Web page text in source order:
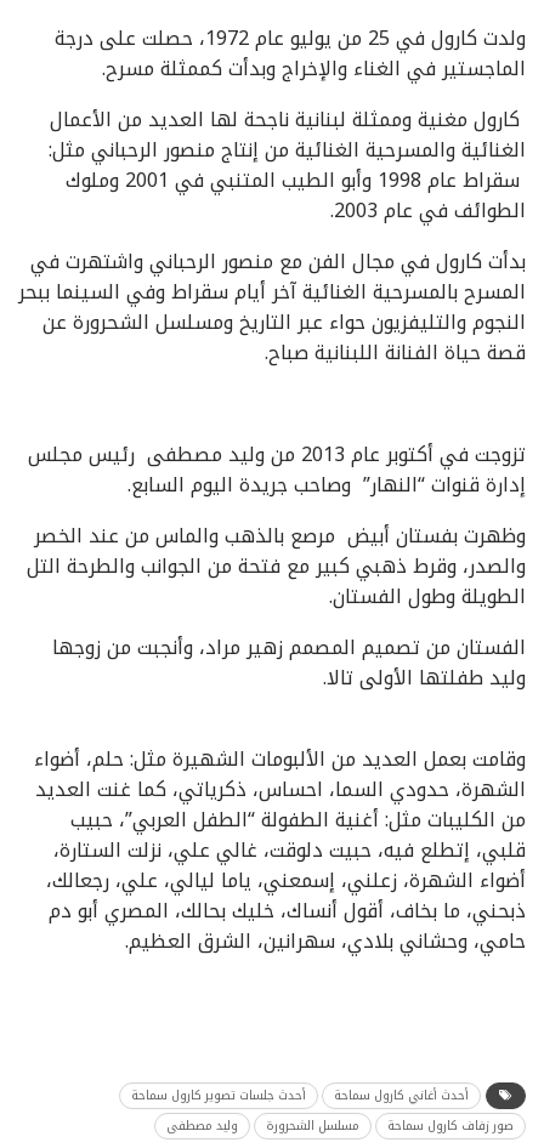
ولدت كارول في 25 من يوليو عام 1972، حصلت على درجة
الماجستير في الغناء والإخراج وبدأت كممثلة مسرح.
كارول مغنية وممثلة لبنانية ناجحة لها العديد من الأعمال
الغنائية والمسرحية الغنائية من إنتاج منصور الرحباني مثل:
سقراط عام 1998 وأبو الطيب المتنبي في 2001 وملوك
الطوائف في عام 2003.
بدأت كارول في مجال الفن مع منصور الرحباني واشتهرت في
المسرح بالمسرحية الغنائية آخر أيام سقراط وفي السينما ببحر
النجوم والتليفزيون حواء عبر التاريخ ومسلسل الشحرورة عن
قصة حياة الفنانة اللبنانية صباح.
تزوجت في أكتوبر عام 2013 من وليد مصطفى رئيس مجلس
إدارة قنوات “النهار” وصاحب جريدة اليوم السابع.
وظهرت بفستان أبيض مرصع بالذهب والماس من عند الخصر
والصدر، وقرط ذهبي كبير مع فتحة من الجوانب والطرحة التل
الطويلة وطول الفستان.
الفستان من تصميم المصمم زهير مراد، وأنجبت من زوجها
وليد طفلتها الأولى تالا.
وقامت بعمل العديد من الألبومات الشهيرة مثل: حلم، أضواء
الشهرة، حدودي السما، احساس، ذكرياتي، كما غنت العديد
من الكليبات مثل: أغنية الطفولة “الطفل العربي”، حبيب
قلبي، إتطلع فيه، حبيت دلوقت، غالي علي، نزلت الستارة،
أضواء الشهرة، زعلني، إسمعني، ياما ليالي، علي، رجعالك،
ذبحني، ما بخاف، أقول أنساك، خليك بحالك، المصري أبو دم
حامي، وحشاني بلادي، سهرانين، الشرق العظيم.
أحدث أغاني كارول سماحة
أحدث جلسات تصوير كارول سماحة
صور زفاف كارول سماحة
مسلسل الشحرورة وليد مصطفى